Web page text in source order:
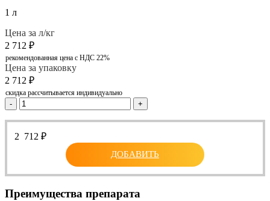
1 л
Цена за л/кг
2 712 ₽
рекомендованная цена с НДС 22%
Цена за упаковку
2 712 ₽
скидка рассчитывается индивидуально
- +
2 712 ₽
ДОБАВИТЬ
Преимущества препарата